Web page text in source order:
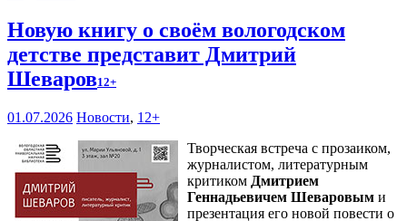
Новую книгу о своём вологодском
детстве представит Дмитрий
Шеваров12+
01.07.2026 Новости, 12+
Творческая встреча с прозаиком,
журналистом, литературным
критиком Дмитрием
Геннадьевичем Шеваровым и
презентация его новой повести о